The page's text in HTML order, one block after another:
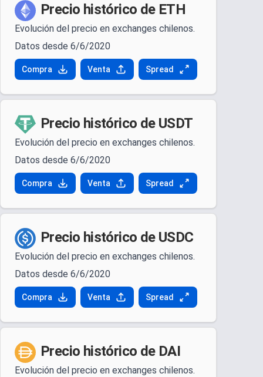
Precio histórico de ETH
Evolución del precio en exchanges chilenos.
Datos desde 6/6/2020
Compra Venta Spread
Precio histórico de USDT
Evolución del precio en exchanges chilenos.
Datos desde 6/6/2020
Compra Venta Spread
Precio histórico de USDC
Evolución del precio en exchanges chilenos.
Datos desde 6/6/2020
Compra Venta Spread
Precio histórico de DAI
Evolución del precio en exchanges chilenos.